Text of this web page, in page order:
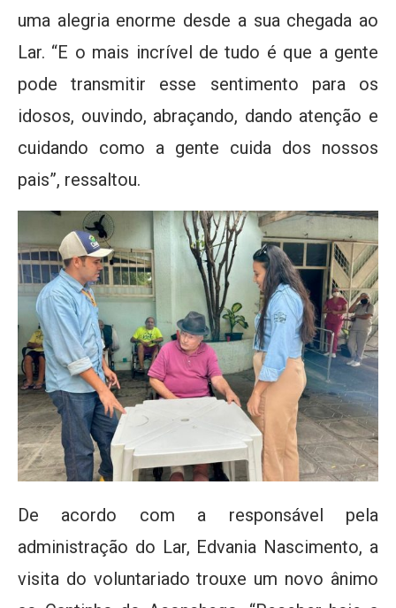
uma alegria enorme desde a sua chegada ao
Lar. “E o mais incrível de tudo é que a gente
pode transmitir esse sentimento para os
idosos, ouvindo, abraçando, dando atenção e
cuidando como a gente cuida dos nossos
pais”, ressaltou.
De acordo com a responsável pela
administração do Lar, Edvania Nascimento, a
visita do voluntariado trouxe um novo ânimo